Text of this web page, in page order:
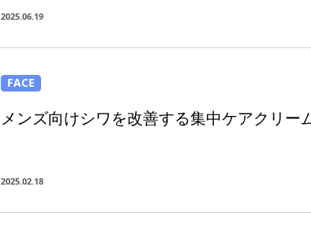
2025.06.19
FACE
メンズ向けシワを改善する集中ケアクリー
2025.02.18